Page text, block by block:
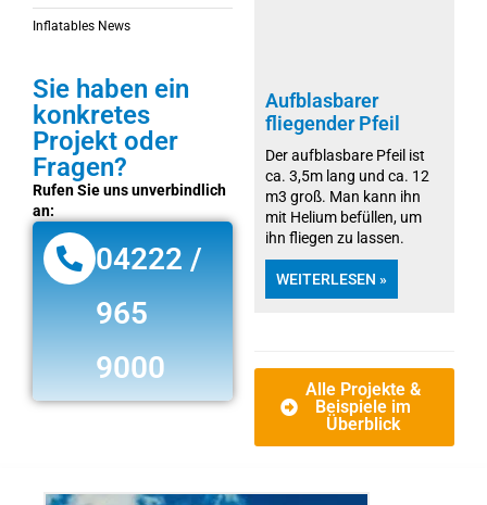
Inflatables News
Sie haben ein
konkretes
Projekt oder
Fragen?
Rufen Sie uns unverbindlich
an:
04222 /
965
9000
Aufblasbarer
fliegender Pfeil
Der aufblasbare Pfeil ist
ca. 3,5m lang und ca. 12
m3 groß. Man kann ihn
mit Helium befüllen, um
ihn fliegen zu lassen.
WEITERLESEN »
Alle Projekte &
Beispiele im
Überblick